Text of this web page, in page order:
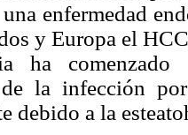
enfermedad
y Europa el
ha comenzado
de la infección
debido a la